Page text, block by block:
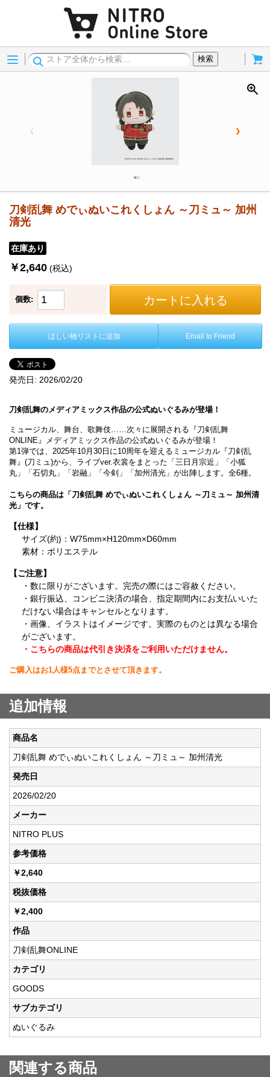
Menu
検索
刀剣乱舞 めでぃぬいこれくしょん ～刀ミュ～ 加州
清光
在庫あり
￥2,640 (税込)
個数: カートに入れる
ほしい物リストに追加 Email to Friend
発売日: 2026/02/20
刀剣乱舞のメディアミックス作品の公式ぬいぐるみが登場！
ミュージカル、舞台、歌舞伎……次々に展開される『刀剣乱舞
ONLINE』メディアミックス作品の公式ぬいぐるみが登場！
第1弾では、2025年10月30日に10周年を迎えるミュージカル『刀剣乱
舞』(刀ミュ)から、ライブver.衣裳をまとった「三日月宗近」「小狐
丸」「石切丸」「岩融」「今剣」「加州清光」が出陣します。全6種。
こちらの商品は「刀剣乱舞 めでぃぬいこれくしょん ～刀ミュ～ 加州清
光」です。
【仕様】
サイズ(約)：W75mm×H120mm×D60mm
素材：ポリエステル
【ご注意】
・数に限りがございます。完売の際にはご容赦ください。
・銀行振込、コンビニ決済の場合、指定期間内にお支払いいた
だけない場合はキャンセルとなります。
・画像、イラストはイメージです。実際のものとは異なる場合
がございます。
・こちらの商品は代引き決済をご利用いただけません。
ご購入はお1人様5点までとさせて頂きます。
追加情報
商品名
刀剣乱舞 めでぃぬいこれくしょん ～刀ミュ～ 加州清光
発売日
2026/02/20
メーカー
NITRO PLUS
参考価格
￥2,640
税抜価格
￥2,400
作品
刀剣乱舞ONLINE
カテゴリ
GOODS
サブカテゴリ
ぬいぐるみ
関連する商品